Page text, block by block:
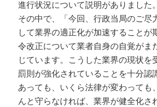
進行状況について説明がありました。
その中で、「今回、行政当局のご尽
して業界の適正化が加速することが
令改正について業者自身の自覚がま
じています。こうした業界の現状を
罰則が強化されていることを十分認
あっても、いくら法律が変わっても
んと守らなければ、業界が健全化さ